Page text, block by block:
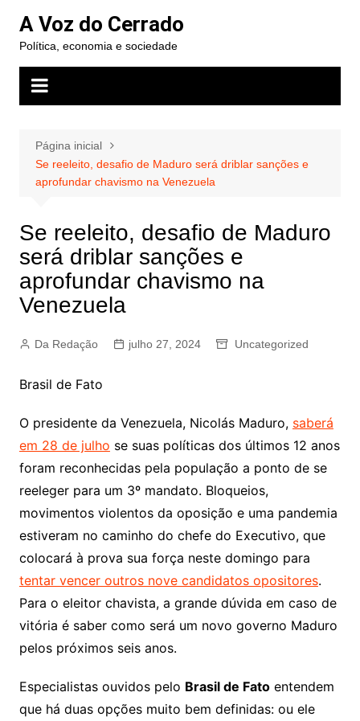
para
conteúdo
A Voz do Cerrado
Política, economia e sociedade
Página inicial
Se reeleito, desafio de Maduro será driblar sanções e
aprofundar chavismo na Venezuela
Se reeleito, desafio de Maduro
será driblar sanções e
aprofundar chavismo na
Venezuela
Da Redação julho 27, 2024 Uncategorized
Brasil de Fato
O presidente da Venezuela, Nicolás Maduro, saberá
em 28 de julho se suas políticas dos últimos 12 anos
foram reconhecidas pela população a ponto de se
reeleger para um 3º mandato. Bloqueios,
movimentos violentos da oposição e uma pandemia
estiveram no caminho do chefe do Executivo, que
colocará à prova sua força neste domingo para
tentar vencer outros nove candidatos opositores.
Para o eleitor chavista, a grande dúvida em caso de
vitória é saber como será um novo governo Maduro
pelos próximos seis anos.
Especialistas ouvidos pelo Brasil de Fatoentendem
que há duas opções muito bem definidas: ou ele